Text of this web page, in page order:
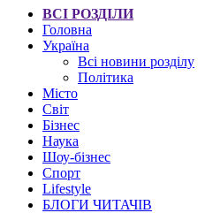
ВСІ РОЗДІЛИ
Головна
Україна
Всі новини розділу
Політика
Місто
Світ
Бізнес
Наука
Шоу-бізнес
Спорт
Lifestyle
БЛОГИ ЧИТАЧІВ